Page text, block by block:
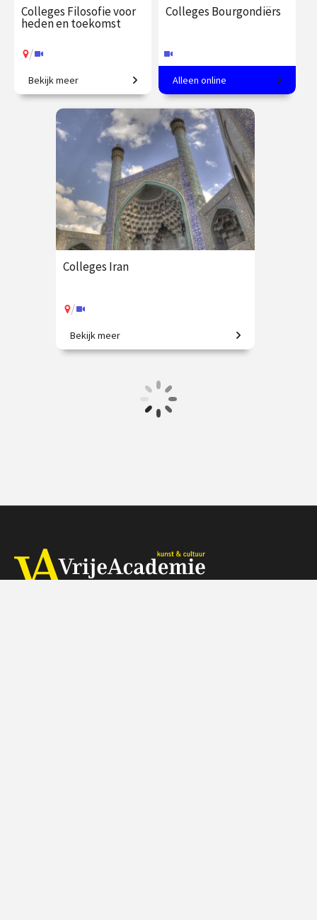
Colleges Filosofie voor
heden en toekomst
/
Wat betekent ethische
verantwoordelijkheid in een
tijd van technologische
innovatie?
€ 345.00
vanaf 22
Op locatie of online
Bekijk meer
Colleges Bourgondiërs
Hoogtij van de kunst in de
Lage Landen.
€ 217.00
vanaf 22
sep.
Online
Alleen online
Colleges Iran
/
Van Persepolis tot het moderne
Teheran.
vanaf 22 sep.
Bekijk meer